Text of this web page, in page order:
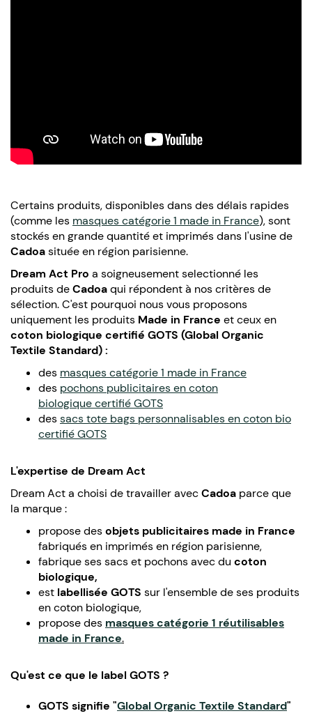
Certains produits, disponibles dans des délais rapides
(comme les masques catégorie 1 made in France), sont
stockés en grande quantité et imprimés dans l'usine de
Cadoasituée en région parisienne.
Dream Act Pro a soigneusement selectionné les
produits deCadoaqui répondent à nos critères de
sélection. C'est pourquoi nous vous proposons
uniquement les produits Made in France et ceux en
coton biologique certifié GOTS (Global Organic
Textile Standard) :
des masques catégorie 1 made in France
des pochons publicitaires en coton
biologiquecertifié GOTS
dessacs tote bags personnalisables en coton bio
certifié GOTS
L'expertise de Dream Act
Dream Act a choisi de travailler avecCadoa parce que
la marque :
propose desobjets publicitaires made in France
fabriqués en imprimés en région parisienne,
fabrique ses sacs et pochons avec du coton
biologique,
est labellisée GOTS sur l'ensemble de ses produits
en coton biologique,
propose des masques catégorie 1 réutilisables
made in France.
Qu'est ce que le label GOTS ?
GOTS signifie "Global Organic Textile Standard"